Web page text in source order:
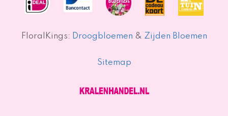
FloralKings: Droogbloemen & Zijden Bloemen
Sitemap